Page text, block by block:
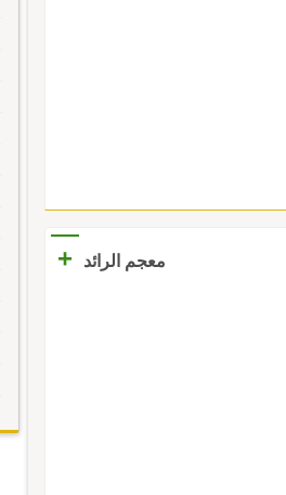
معجم الرائد +